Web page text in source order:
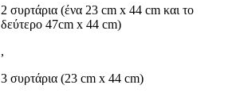
2 συρτάρια (ένα 23 cm x 44 cm και το
δεύτερο 47cm x 44 cm)
,
3 συρτάρια (23 cm x 44 cm)